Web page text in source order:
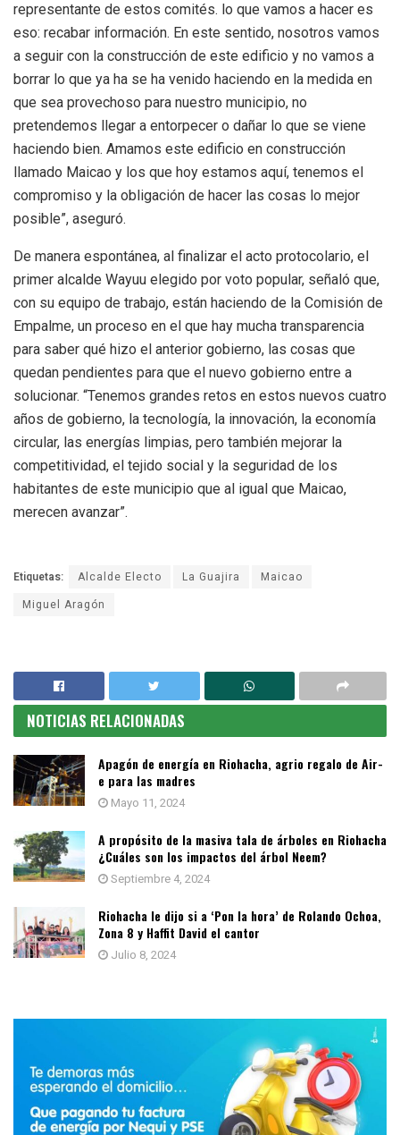
representante de estos comités. lo que vamos a hacer es
eso: recabar información. En este sentido, nosotros vamos
a seguir con la construcción de este edificio y no vamos a
borrar lo que ya ha se ha venido haciendo en la medida en
que sea provechoso para nuestro municipio, no
pretendemos llegar a entorpecer o dañar lo que se viene
haciendo bien. Amamos este edificio en construcción
llamado Maicao y los que hoy estamos aquí, tenemos el
compromiso y la obligación de hacer las cosas lo mejor
posible”, aseguró.
De manera espontánea, al finalizar el acto protocolario, el
primer alcalde Wayuu elegido por voto popular, señaló que,
con su equipo de trabajo, están haciendo de la Comisión de
Empalme, un proceso en el que hay mucha transparencia
para saber qué hizo el anterior gobierno, las cosas que
quedan pendientes para que el nuevo gobierno entre a
solucionar. “Tenemos grandes retos en estos nuevos cuatro
años de gobierno, la tecnología, la innovación, la economía
circular, las energías limpias, pero también mejorar la
competitividad, el tejido social y la seguridad de los
habitantes de este municipio que al igual que Maicao,
merecen avanzar”.
Etiquetas: Alcalde Electo La Guajira
Maicao
Miguel Aragón
NOTICIAS RELACIONADAS
Apagón de energía en Riohacha, agrio regalo de Air-
e para las madres
Mayo 11, 2024
A propósito de la masiva tala de árboles en Riohacha
¿Cuáles son los impactos del árbol Neem?
Septiembre 4, 2024
Riohacha le dijo si a ‘Pon la hora’ de Rolando Ochoa,
Zona 8 y Haffit David el cantor
Julio 8, 2024